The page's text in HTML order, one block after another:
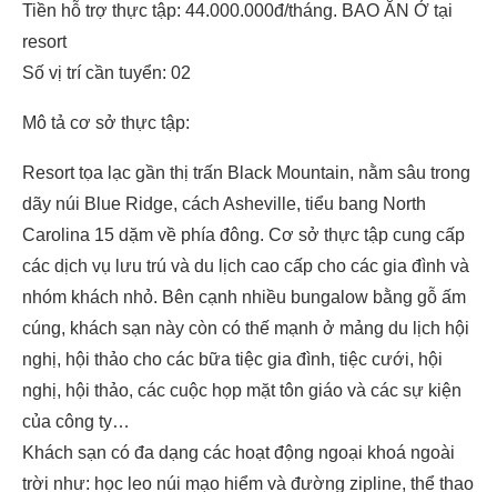
Tiền hỗ trợ thực tập: 44.000.000đ/tháng. BAO ĂN Ở tại
resort
Số vị trí cần tuyển: 02
Mô tả cơ sở thực tập:
Resort tọa lạc gần thị trấn Black Mountain, nằm sâu trong
dãy núi Blue Ridge, cách Asheville, tiểu bang North
Carolina 15 dặm về phía đông. Cơ sở thực tập cung cấp
các dịch vụ lưu trú và du lịch cao cấp cho các gia đình và
nhóm khách nhỏ. Bên cạnh nhiều bungalow bằng gỗ ấm
cúng, khách sạn này còn có thế mạnh ở mảng du lịch hội
nghị, hội thảo cho các bữa tiệc gia đình, tiệc cưới, hội
nghị, hội thảo, các cuộc họp mặt tôn giáo và các sự kiện
của công ty…
Khách sạn có đa dạng các hoạt động ngoại khoá ngoài
trời như: học leo núi mạo hiểm và đường zipline, thể thao